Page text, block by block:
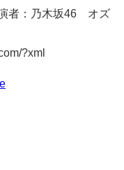
者：乃木坂46 オズ
?xml